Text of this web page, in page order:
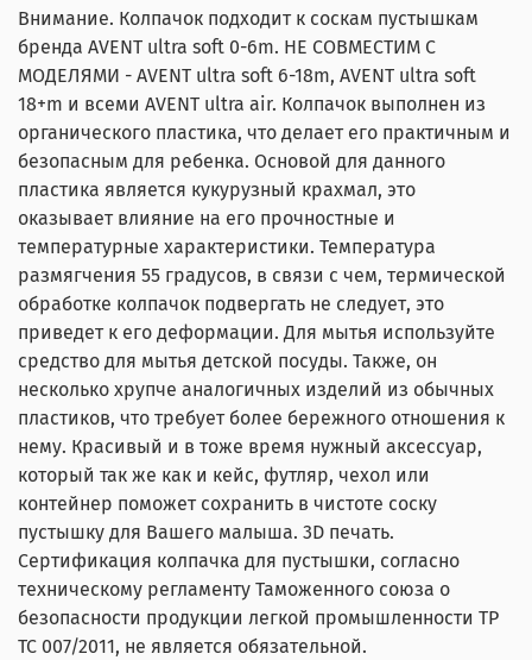
Внимание. Колпачок подходит к соскам пустышкам
брендa AVENT ultra soft 0-6m. НЕ СОВМЕСТИМ С
МОДЕЛЯМИ - AVENT ultra soft 6-18m, AVENT ultra soft
18+m и всеми AVENT ultra air. Колпачок выполнен из
органического пластика, что делает его практичным и
безопасным для ребенка. Основой для данного
пластика является кукурузный крахмал, это
оказывает влияние на его прочностные и
температурные характеристики. Температура
размягчения 55 градусов, в связи с чем, термической
обработке колпачок подвергать не следует, это
приведет к его деформации. Для мытья используйте
средство для мытья детской посуды. Также, он
несколько хрупче аналогичных изделий из обычных
пластиков, что требует более бережного отношения к
нему. Красивый и в тоже время нужный аксессуар,
который так же как и кейс, футляр, чехол или
контейнер поможет сохранить в чистоте соску
пустышку для Вашего малыша. 3D печать.
Сертификация колпачка для пустышки, согласно
техническому регламенту Таможенного союза о
безопасности продукции легкой промышленности ТР
ТС 007/2011, не является обязательной.